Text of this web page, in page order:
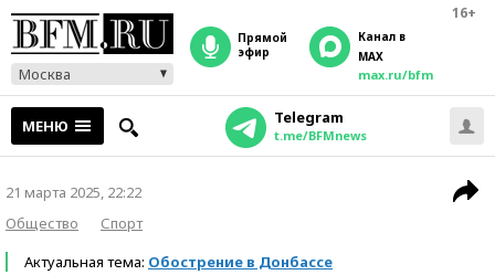
16+
Москва
прямой
эфир
Канал в
MAX
max.ru/bfm
МЕНЮ Telegram
t.me/BFMnews
21 марта 2025, 22:22
Общество
Спорт
Актуальная тема: Обострение в Донбассе